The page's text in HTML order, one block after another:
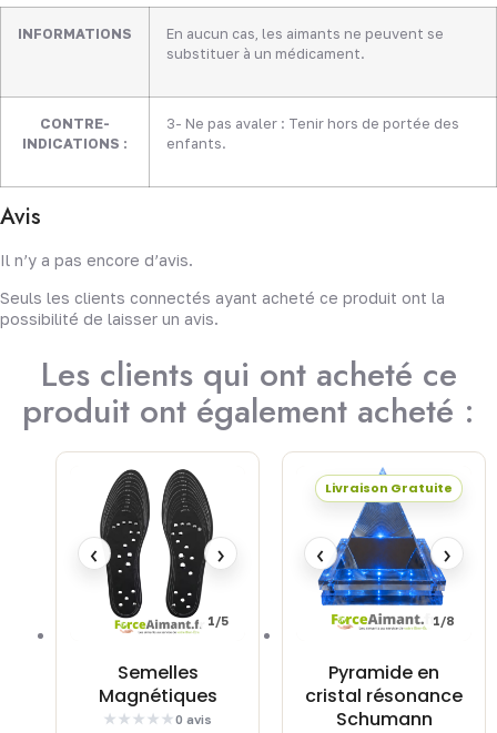
INFORMATIONS
En aucun cas, les aimants ne peuvent se
substituer à un médicament.
CONTRE-
INDICATIONS :
3- Ne pas avaler : Tenir hors de portée des
enfants.
Avis
Il n’y a pas encore d’avis.
Seuls les clients connectés ayant acheté ce produit ont la
possibilité de laisser un avis.
Les clients qui ont acheté ce
produit ont également acheté :
Semelles
Magnétiques
0 avis
‹ ›
1/5
Pyramide en
cristal résonance
Schumann
Livraison Gratuite
‹ ›
1/8